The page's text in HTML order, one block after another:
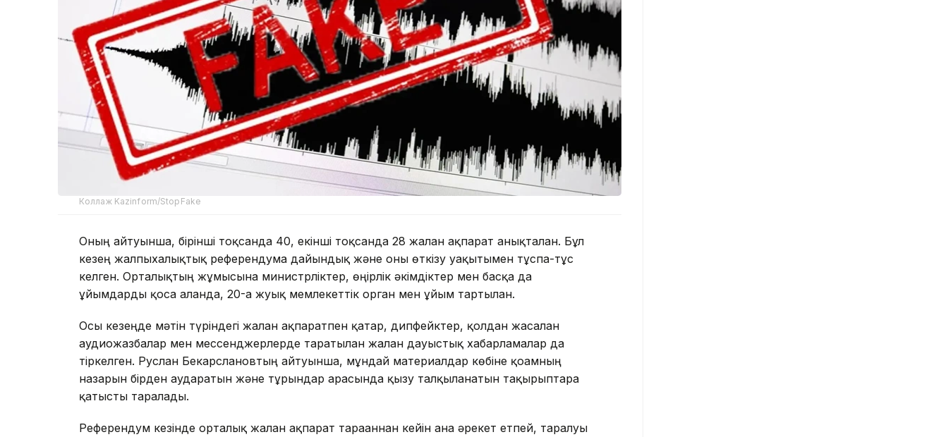
Коллаж Kazinform/StopFake
Оның айтуынша, бірінші тоқсанда 40, екінші тоқсанда 28 жалған ақпарат анықталған. Бұл
кезең жалпыхалықтық референдумға дайындық және оны өткізу уақытымен тұспа-тұс
келген. Орталықтың жұмысына министрліктер, өңірлік әкімдіктер мен басқа да
ұйымдарды қоса алғанда, 20-ға жуық мемлекеттік орган мен ұйым тартылған.
Осы кезеңде мәтін түріндегі жалған ақпаратпен қатар, дипфейктер, қолдан жасалған
аудиожазбалар мен мессенджерлерде таратылған жалған дауыстық хабарламалар да
тіркелген. Руслан Бекарслановтың айтуынша, мұндай материалдар көбіне қоғамның
назарын бірден аударатын және тұрғындар арасында қызу талқыланатын тақырыптарға
қатысты таралады.
Референдум кезінде орталық жалған ақпарат тарағаннан кейін ғана әрекет етпей, таралуы